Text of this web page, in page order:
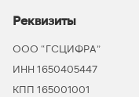
Реквизиты
ООО “ГСЦИФРА”
ИНН 1650405447
КПП 165001001